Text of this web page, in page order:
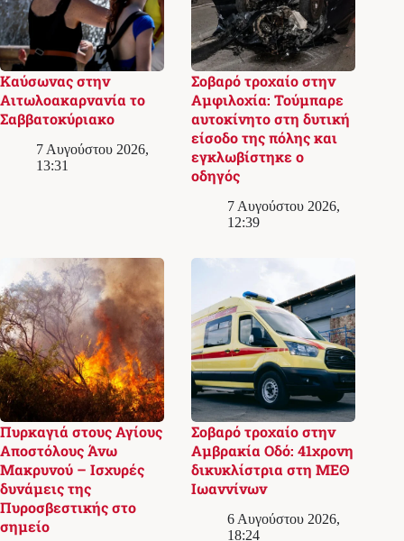
Καύσωνας στην
Αιτωλοακαρνανία το
Σαββατοκύριακο
7 Αυγούστου 2026,
13:31
Σοβαρό τροχαίο στην
Αμφιλοχία: Τούμπαρε
αυτοκίνητο στη δυτική
είσοδο της πόλης και
εγκλωβίστηκε ο
οδηγός
7 Αυγούστου 2026,
12:39
Πυρκαγιά στους Αγίους
Αποστόλους Άνω
Μακρυνού – Ισχυρές
δυνάμεις της
Πυροσβεστικής στο
σημείο
Σοβαρό τροχαίο στην
Αμβρακία Οδό: 41χρονη
δικυκλίστρια στη ΜΕΘ
Ιωαννίνων
6 Αυγούστου 2026,
18:24